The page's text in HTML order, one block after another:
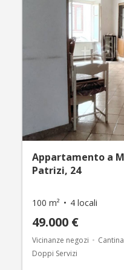
Appartamento a
Patrizi, 24
100 m² 4 locali
49.000 €
Vicinanze negozi Cantina
Doppi Servizi